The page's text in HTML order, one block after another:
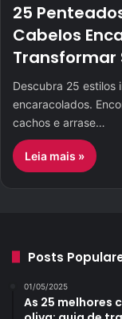
25
Cabelos
Transformar
Descubra 25 estilos
encaracolados.
cachos e arrase…
Leia mais »
Posts
01/05/2025
As 25 melhores